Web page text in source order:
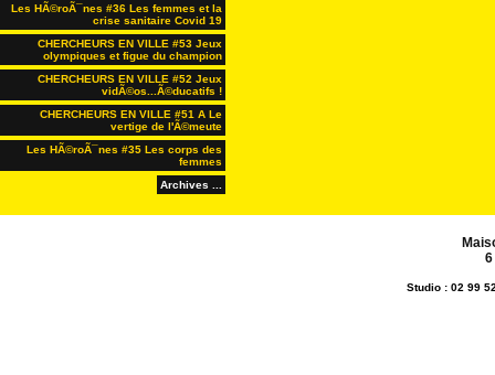
Les HÃ©roÃ¯nes #36 Les femmes et la
crise sanitaire Covid 19
CHERCHEURS EN VILLE #53 Jeux
olympiques et figue du champion
CHERCHEURS EN VILLE #52 Jeux
vidÃ©os...Ã©ducatifs !
CHERCHEURS EN VILLE #51 A Le
vertige de l'Ã©meute
Les HÃ©roÃ¯nes #35 Les corps des
femmes
Archives ...
Studio : 02 99